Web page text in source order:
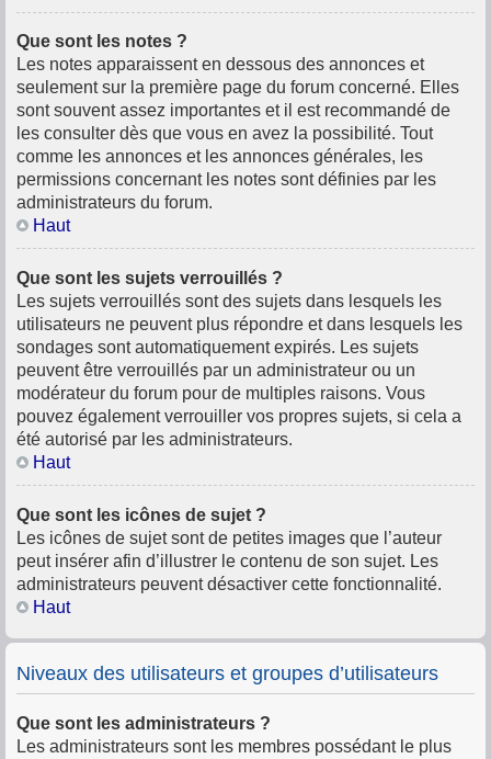
Que sont les notes ?
Les notes apparaissent en dessous des annonces et
seulement sur la première page du forum concerné. Elles
sont souvent assez importantes et il est recommandé de
les consulter dès que vous en avez la possibilité. Tout
comme les annonces et les annonces générales, les
permissions concernant les notes sont définies par les
administrateurs du forum.
Haut
Que sont les sujets verrouillés ?
Les sujets verrouillés sont des sujets dans lesquels les
utilisateurs ne peuvent plus répondre et dans lesquels les
sondages sont automatiquement expirés. Les sujets
peuvent être verrouillés par un administrateur ou un
modérateur du forum pour de multiples raisons. Vous
pouvez également verrouiller vos propres sujets, si cela a
été autorisé par les administrateurs.
Haut
Que sont les icônes de sujet ?
Les icônes de sujet sont de petites images que l’auteur
peut insérer afin d’illustrer le contenu de son sujet. Les
administrateurs peuvent désactiver cette fonctionnalité.
Haut
Niveaux des utilisateurs et groupes d’utilisateurs
Que sont les administrateurs ?
Les administrateurs sont les membres possédant le plus